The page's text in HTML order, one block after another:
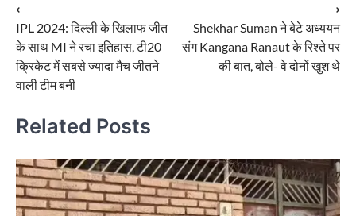
Post
navigation
⟵
IPL 2024: दिल्ली के खिलाफ जीत
के साथ MI ने रचा इतिहास, टी20
क्रिकेट में सबसे ज्यादा मैच जीतने
वाली टीम बनी
Shekhar Suman ने बेटे अध्ययन
संग Kangana Ranaut के रिश्ते पर
की बात, बोले- वे दोनों खुश थे
⟶
Related Posts